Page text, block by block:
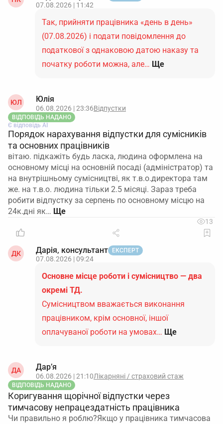
07.08.2026 | 11:42
Так, прийняти працівника «день в день»
(07.08.2026) і подати повідомлення до
податкової з однаковою датою наказу та
початку роботи можна, але… Ще
ЮЛ Юлія
06.08.2026 | 23:36Відпустки
ВІДПОВІДЬ НАДАНО
Є відповідь АІ
Порядок нарахування відпустки для сумісників
та основних працівників
вітаю. підкажіть будь ласка, людина оформлена на
основному місці на основній посаді (адміністратор) та
на внутрішньому сумісництві, як т.в.о.директора там
же. на т.в.о. людина тільки 2.5 місяці. Зараз треба
робити відпустку за серпень по основному місцю на
24к.дні як…
13
ДК Дарія, консультант ЕКСПЕРТ
07.08.2026 | 09:24
Основне місце роботи і сумісництво — два
окремі ТД.
Сумісництвом вважається виконання
працівником, крім основної, іншої
оплачуваної роботи на умовах… Ще
ДА Дар’я
06.08.2026 | 21:10Лікарняні / страховий стаж
ВІДПОВІДЬ НАДАНО
Коригування щорічної відпустки через
тимчасову непрацездатність працівника
Чи правильно я роблю?Якщо у працівника тимчасова